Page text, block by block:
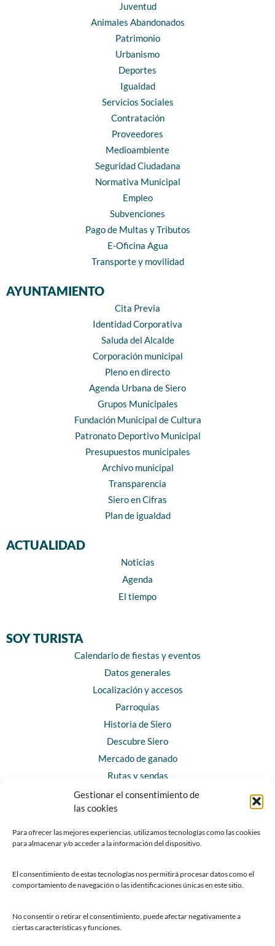
Gestionar el consentimiento de
las cookies
Para ofrecer las mejores experiencias, utilizamos tecnologías como las cookies
para almacenar y/o acceder a la información del dispositivo.
El consentimiento de estas tecnologías nos permitirá procesar datos como el
comportamiento de navegación o las identificaciones únicas en este sitio.
No consentir o retirar el consentimiento, puede afectar negativamente a
ciertas características y funciones.
Juventud
Animales Abandonados
Patrimonio
Urbanismo
Deportes
Igualdad
Servicios Sociales
Contratación
Proveedores
Medioambiente
Seguridad Ciudadana
Normativa Municipal
Empleo
Subvenciones
Pago de Multas y Tributos
E-Oficina Agua
Transporte y movilidad
AYUNTAMIENTO
Cita Previa
Identidad Corporativa
Saluda del Alcalde
Corporación municipal
Pleno en directo
Agenda Urbana de Siero
Grupos Municipales
Fundación Municipal de Cultura
Patronato Deportivo Municipal
Presupuestos municipales
Archivo municipal
Transparencia
Siero en Cifras
Plan de igualdad
ACTUALIDAD
Noticias
Agenda
El tiempo
SOY TURISTA
Calendario de fiestas y eventos
Datos generales
Localización y accesos
Parroquias
Historia de Siero
Descubre Siero
Mercado de ganado
Rutas y sendas
Horarios y contacto
Teléfonos de interés
Chatbot Siero
SEDES ELECTRÓNICAS
Sede del Ayuntamiento de Siero